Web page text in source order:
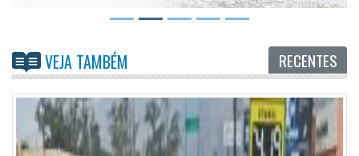
VEJA TAMBÉM RECENTES